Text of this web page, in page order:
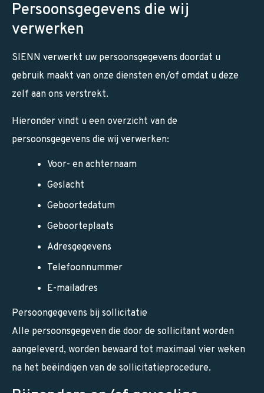
Persoonsgegevens die wij
verwerken
SIENN verwerkt uw persoonsgegevens doordat u
gebruik maakt van onze diensten en/of omdat u deze
zelf aan ons verstrekt.
Hieronder vindt u een overzicht van de
persoonsgegevens die wij verwerken:
Voor- en achternaam
Geslacht
Geboortedatum
Geboorteplaats
Adresgegevens
Telefoonnummer
E-mailadres
Persoongegevens bij sollicitatie
Alle persoonsgegeven die door de sollicitant worden
aangeleverd, worden bewaard tot maximaal vier weken
na het beëindigen van de sollicitatieprocedure.